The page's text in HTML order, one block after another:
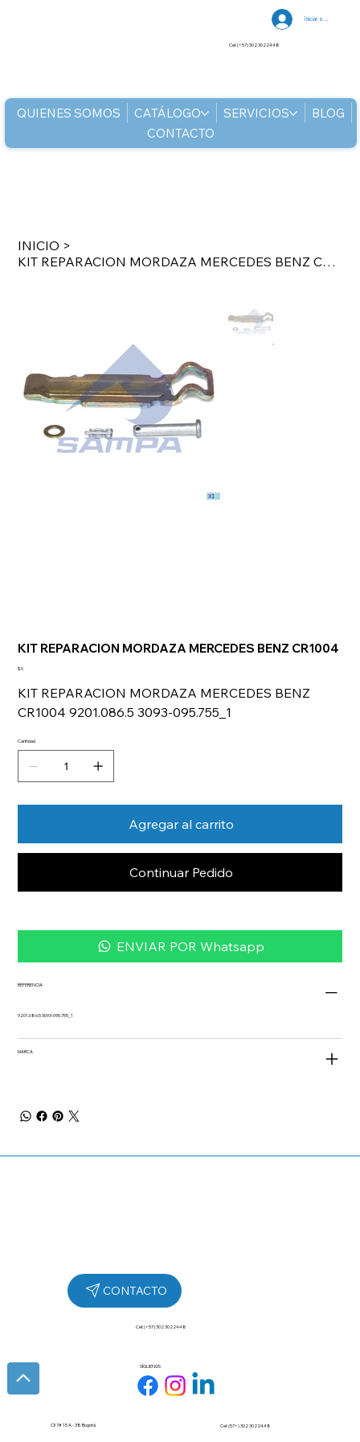
QUIENES SOMOS CATÁLOGO SERVICIOS
BLOG
CONTACTO
Iniciar sesión
Cel: (+57) 302 3022448
INICIO >
KIT REPARACION MORDAZA MERCEDES BENZ CR1004
KIT REPARACION MORDAZA MERCEDES BENZ CR1004
Precio
$ 0
KIT REPARACION MORDAZA MERCEDES BENZ
CR1004 9201.086.5 3093-095.755_1
Cantidad
Agregar al carrito
Continuar Pedido
ENVIAR POR Whatsapp
REFERENCIA
9201.086.5 3093-095.755_1
MARCA
SÍGUENOS
Cel: (+57) 302 3022448
Cll 7# 15 A - 38 Bogotá Cel: (57+) 302 3022448